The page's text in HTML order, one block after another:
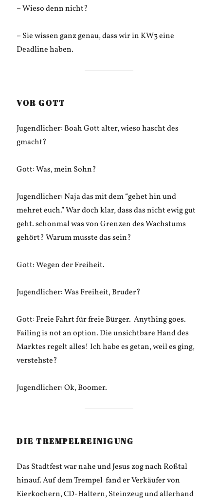
– Wieso denn nicht?
– Sie wissen ganz genau, dass wir in KW3 eine
Deadline haben.
VOR GOTT
Jugendlicher: Boah Gott alter, wieso hascht des
gmacht?
Gott: Was, mein Sohn?
Jugendlicher: Naja das mit dem “gehet hin und
mehret euch.” War doch klar, dass das nicht ewig gut
geht. schonmal was von Grenzen des Wachstums
gehört? Warum musste das sein?
Gott: Wegen der Freiheit.
Jugendlicher: Was Freiheit, Bruder?
Gott: Freie Fahrt für freie Bürger. Anything goes.
Failing is not an option. Die unsichtbare Hand des
Marktes regelt alles! Ich habe es getan, weil es ging,
verstehste?
Jugendlicher: Ok, Boomer.
DIE TREMPELREINIGUNG
Das Stadtfest war nahe und Jesus zog nach Roßtal
hinauf. Auf dem Trempel fand er Verkäufer von
Eierkochern, CD-Haltern, Steinzeug und allerhand